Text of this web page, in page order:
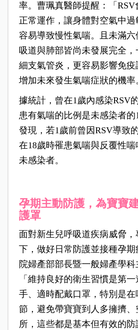
率。曹珮真醫師提醒：「
正常運作，讓身體對空氣中過
容易導致慢性氣喘。且未滿
吸道與肺部皆尚未發展完全，
細支氣管炎，更容易影響免疫
增加未來發生氣喘症狀的機率
據統計，曾在1歲內感染RSV
患有氣喘的比例是未感染者
發現，若1歲前曾因RSV導致
在18歲時罹患氣喘與反覆性
未感染者。
孕期主動防護，為寶寶
護罩
面對新生兒呼吸道疾病威脅
下，做好日常防護並接種孕
院婦產部部長暨一般婦產學科
「維持良好的衛生習慣是第
手、適時配戴口罩，特別是
節，避免帶寶寶到人多擁擠
所，這些都是基本但有效的防